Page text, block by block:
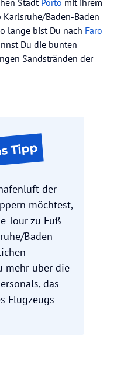
Baden-Baden
lange bist Du nach Faro
Du die bunten
Sandstränden der
Tipp
der
möchtest,
Tour zu Fuß
Baden-
mehr über die
das
Flugzeugs